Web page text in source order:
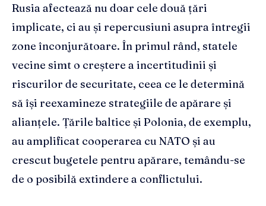
Rusia afectează nu doar cele două țări
implicate, ci au și repercusiuni asupra întregii
zone înconjurătoare. În primul rând, statele
vecine simt o creștere a incertitudinii și
riscurilor de securitate, ceea ce le determină
să își reexamineze strategiile de apărare și
alianțele. Țările baltice și Polonia, de exemplu,
au amplificat cooperarea cu NATO și au
crescut bugetele pentru apărare, temându-se
de o posibilă extindere a conflictului.